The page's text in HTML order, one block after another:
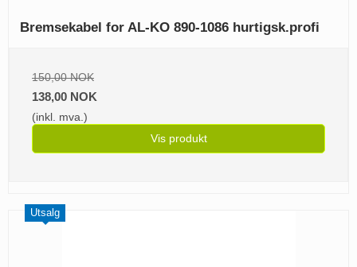
Bremsekabel for AL-KO 890-1086 hurtigsk.profi
150,00 NOK
138,00 NOK
(inkl. mva.)
Vis produkt
Utsalg